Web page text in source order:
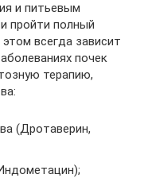
и питьевым
пройти полный
всегда зависит
почек
терапию,
(Дротаверин,